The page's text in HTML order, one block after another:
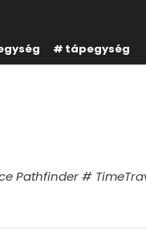
tápegység
Pathfinder #